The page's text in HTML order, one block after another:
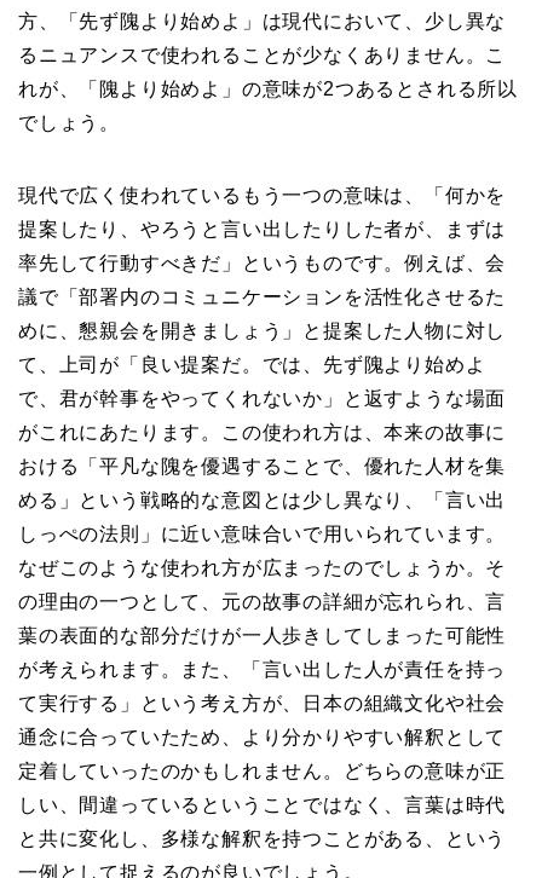
方、「先ず隗より始めよ」は現代において、少し異な
るニュアンスで使われることが少なくありません。こ
れが、「隗より始めよ」の意味が2つあるとされる所以
でしょう。
現代で広く使われているもう一つの意味は、「何かを
提案したり、やろうと言い出したりした者が、まずは
率先して行動すべきだ」というものです。例えば、会
議で「部署内のコミュニケーションを活性化させるた
めに、懇親会を開きましょう」と提案した人物に対し
て、上司が「良い提案だ。では、先ず隗より始めよ
で、君が幹事をやってくれないか」と返すような場面
がこれにあたります。この使われ方は、本来の故事に
おける「平凡な隗を優遇することで、優れた人材を集
める」という戦略的な意図とは少し異なり、「言い出
しっぺの法則」に近い意味合いで用いられています。
なぜこのような使われ方が広まったのでしょうか。そ
の理由の一つとして、元の故事の詳細が忘れられ、言
葉の表面的な部分だけが一人歩きしてしまった可能性
が考えられます。また、「言い出した人が責任を持っ
て実行する」という考え方が、日本の組織文化や社会
通念に合っていたため、より分かりやすい解釈として
定着していったのかもしれません。どちらの意味が正
しい、間違っているということではなく、言葉は時代
と共に変化し、多様な解釈を持つことがある、という
一例として捉えるのが良いでしょう。